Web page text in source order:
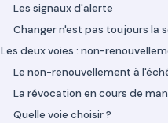
Les signaux d'alerte
Changer n'est pas toujours la
Les deux voies : non-
Le non-renouvellement à
La révocation en cours de
Quelle voie choisir ?